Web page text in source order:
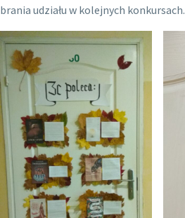
brania udziału w kolejnych konkursach.